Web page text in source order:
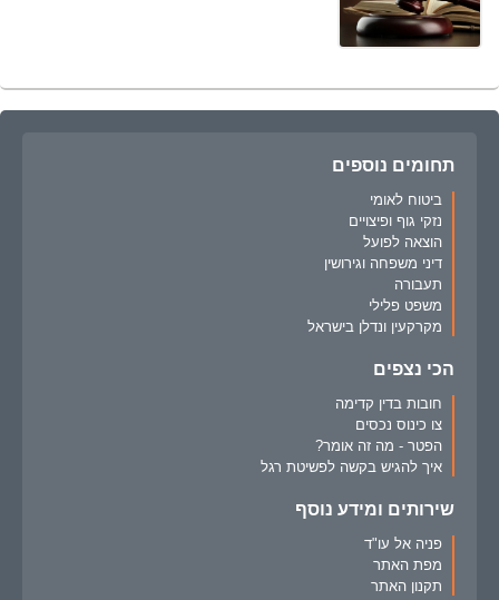
תחומים נוספים
ביטוח לאומי
נזקי גוף ופיצויים
הוצאה לפועל
דיני משפחה וגירושין
תעבורה
משפט פלילי
מקרקעין ונדלן בישראל
הכי נצפים
חובות בדין קדימה
צו כינוס נכסים
הפטר - מה זה אומר?
איך להגיש בקשה לפשיטת רגל
שירותים ומידע נוסף
פניה אל עו"ד
מפת האתר
תקנון האתר